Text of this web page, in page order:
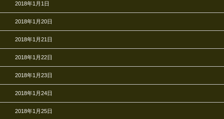
2018年1月1日
2018年1月20日
2018年1月21日
2018年1月22日
2018年1月23日
2018年1月24日
2018年1月25日